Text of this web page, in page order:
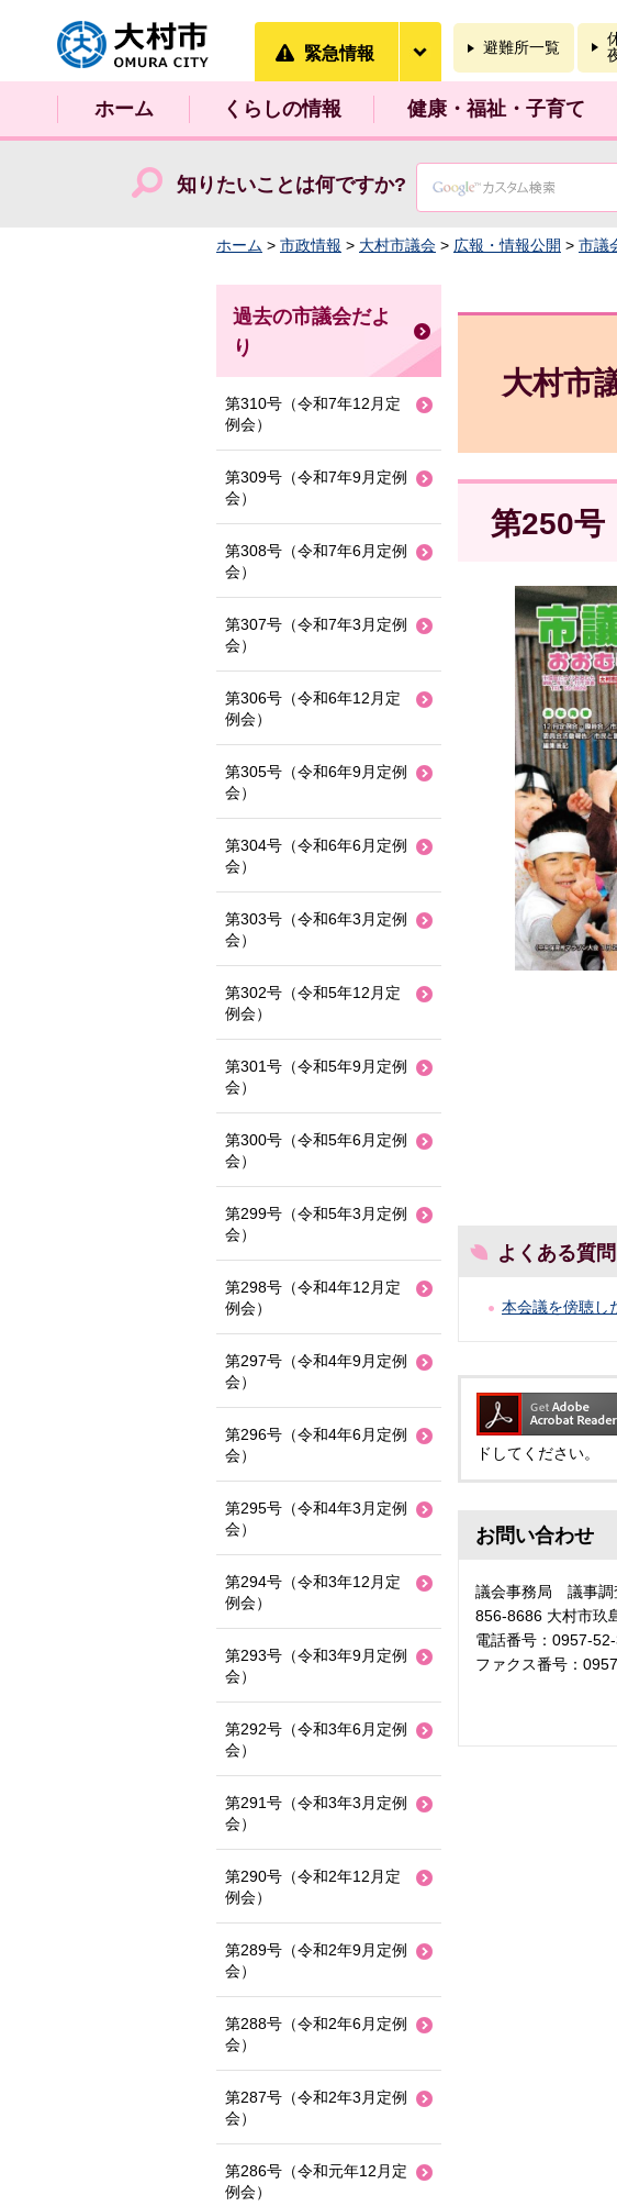
大村市
緊急情報 避難所一覧
ホーム くらしの情報 健康・福祉・子育て
知りたいことは何ですか?
ホーム > 市政情報 > 大村市議会 > 広報・情報公開 > 市議
大村市
第250号
よくある質問
本会議を傍聴し
ドしてください。
お問い合わせ
議会事務局 議事調
856-8686 大村市玖
電話番号：0957-52-
ファクス番号：
過去の市議会だよ
り
第310号（令和7年12月定
例会）
第309号（令和7年9月定例
会）
第308号（令和7年6月定例
会）
第307号（令和7年3月定例
会）
第306号（令和6年12月定
例会）
第305号（令和6年9月定例
会）
第304号（令和6年6月定例
会）
第303号（令和6年3月定例
会）
第302号（令和5年12月定
例会）
第301号（令和5年9月定例
会）
第300号（令和5年6月定例
会）
第299号（令和5年3月定例
会）
第298号（令和4年12月定
例会）
第297号（令和4年9月定例
会）
第296号（令和4年6月定例
会）
第295号（令和4年3月定例
会）
第294号（令和3年12月定
例会）
第293号（令和3年9月定例
会）
第292号（令和3年6月定例
会）
第291号（令和3年3月定例
会）
第290号（令和2年12月定
例会）
第289号（令和2年9月定例
会）
第288号（令和2年6月定例
会）
第287号（令和2年3月定例
会）
第286号（令和元年12月定
例会）